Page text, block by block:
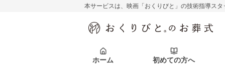
本サービスは、映画「おくりびと」の技術指導スタ
ホーム 初めての方へ
初めての方へ 初めての方へ
関東エリア 東京都
北海道エリア 札幌市
お客様の声 ご葬儀事例
葬儀の知識 葬儀の知識